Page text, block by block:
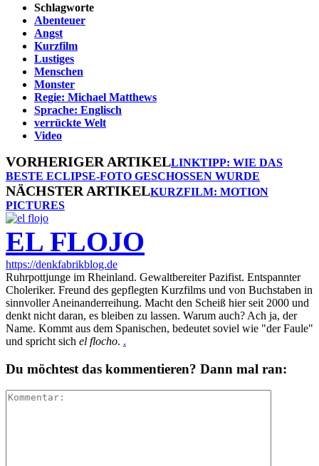
Schlagworte
Abenteuer
Angst
Kurzfilm
Lustiges
Menschen
Monster
Regie: Michael Matthews
Sprache: Englisch
verrückte Welt
Video
VORHERIGER ARTIKELLINKTIPP: WIE DAS
BESTE ECLIPSE-FOTO GESCHOSSEN WURDE
NÄCHSTER ARTIKELKURZFILM: MOTION
PICTURES
EL FLOJO
https://denkfabrikblog.de
Ruhrpottjunge im Rheinland. Gewaltbereiter Pazifist. Entspannter
Choleriker. Freund des gepflegten Kurzfilms und von Buchstaben in
sinnvoller Aneinanderreihung. Macht den Scheiß hier seit 2000 und
denkt nicht daran, es bleiben zu lassen. Warum auch? Ach ja, der
Name. Kommt aus dem Spanischen, bedeutet soviel wie "der Faule"
und spricht sich el flocho. .
Du möchtest das kommentieren? Dann mal ran: